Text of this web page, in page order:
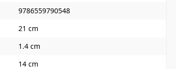
9786559790548
21 cm
1.4 cm
14 cm